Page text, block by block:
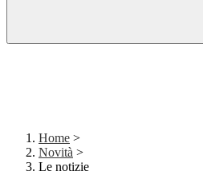
Home >
Novità >
Le notizie